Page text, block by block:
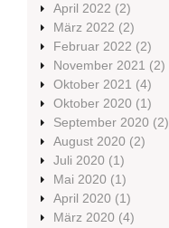
April 2022 (2)
März 2022 (2)
Februar 2022 (2)
November 2021 (2)
Oktober 2021 (4)
Oktober 2020 (1)
September 2020 (2)
August 2020 (2)
Juli 2020 (1)
Mai 2020 (1)
April 2020 (1)
März 2020 (4)